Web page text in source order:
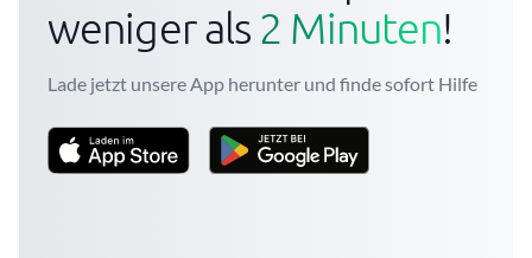
weniger als 2 Minuten!
Lade jetzt unsere App herunter und finde sofort Hilfe